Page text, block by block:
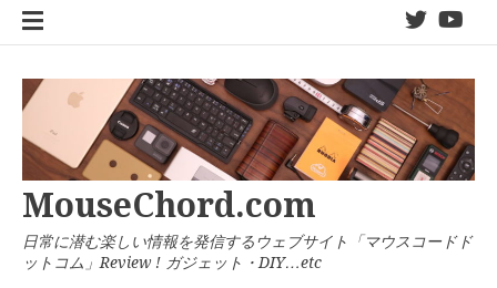
twitter
MouseChord.com
日常に潜む楽しい情報を発信するウェブサイト「マウスコードド
ットコム」Review ! ガジェット・DIY…etc